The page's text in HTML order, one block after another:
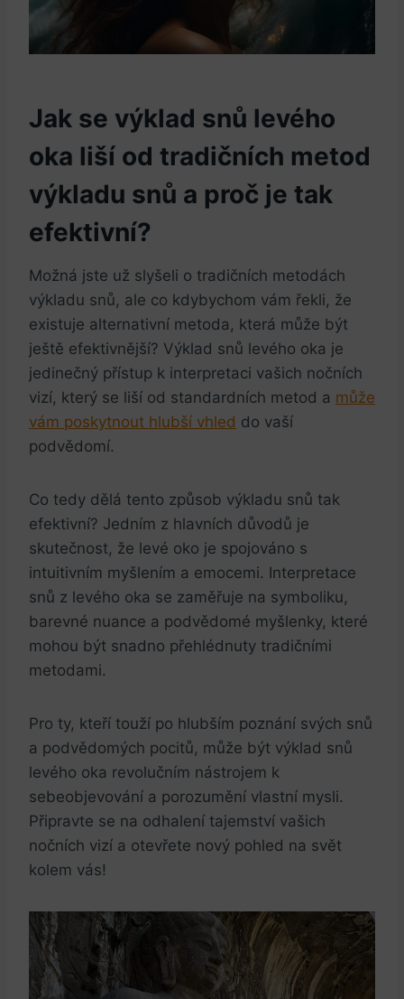
Jak se výklad snů levého
oka liší od tradičních metod
výkladu snů a proč je tak
efektivní?
Možná jste už slyšeli o tradičních metodách
výkladu snů, ale co kdybychom vám řekli, že
existuje alternativní metoda, která může být
ještě efektivnější? Výklad snů levého oka je
jedinečný přístup k interpretaci vašich nočních
vizí, který se liší od standardních metod a může
vám poskytnout hlubší vhled do vaší
podvědomí.
Co tedy dělá tento způsob výkladu snů tak
efektivní? Jedním z hlavních důvodů je
skutečnost, že levé oko je spojováno s
intuitivním myšlením a emocemi. Interpretace
snů z levého oka se zaměřuje na symboliku,
barevné nuance a podvědomé myšlenky, které
mohou být snadno přehlédnuty tradičními
metodami.
Pro ty, kteří touží po hlubším poznání svých snů
a podvědomých pocitů, může být výklad snů
levého oka revolučním nástrojem k
sebeobjevování a porozumění vlastní mysli.
Připravte se na odhalení tajemství vašich
nočních vizí a otevřete nový pohled na svět
kolem vás!